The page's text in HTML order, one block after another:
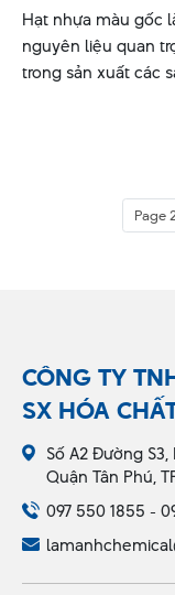
Hạt nhựa màu gốc
nguyên liệu quan
trong sản xuất các
Page
CÔNG TY
SX HÓA
Số A2 Đường
Quận Tân Phú,
097 550 1855 -